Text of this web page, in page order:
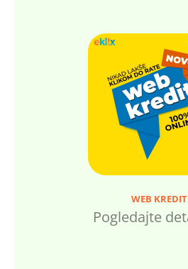
WEB KREDIT
Pogledajte